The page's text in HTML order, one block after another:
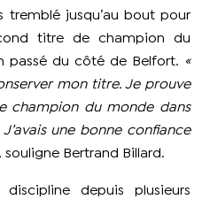
tremblé jusqu’au bout pour
titre de champion du
passé du côté de Belfort.
«
mon titre. Je prouve
champion du monde dans
une bonne confiance
souligne Bertrand Billard.
depuis plusieurs